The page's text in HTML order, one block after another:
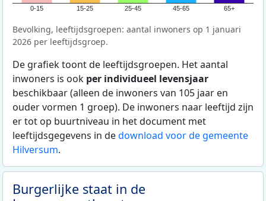
0-15 15-25 25-45 45-65 65+
Bevolking, leeftijdsgroepen: aantal inwoners op 1 januari
2026 per leeftijdsgroep.
De grafiek toont de leeftijdsgroepen. Het aantal
inwoners is ook per individueel levensjaar
beschikbaar (alleen de inwoners van 105 jaar en
ouder vormen 1 groep). De inwoners naar leeftijd zijn
er tot op buurtniveau in het document met
leeftijdsgegevens in dedownload voor de gemeente
Hilversum.
Burgerlijke staat in de